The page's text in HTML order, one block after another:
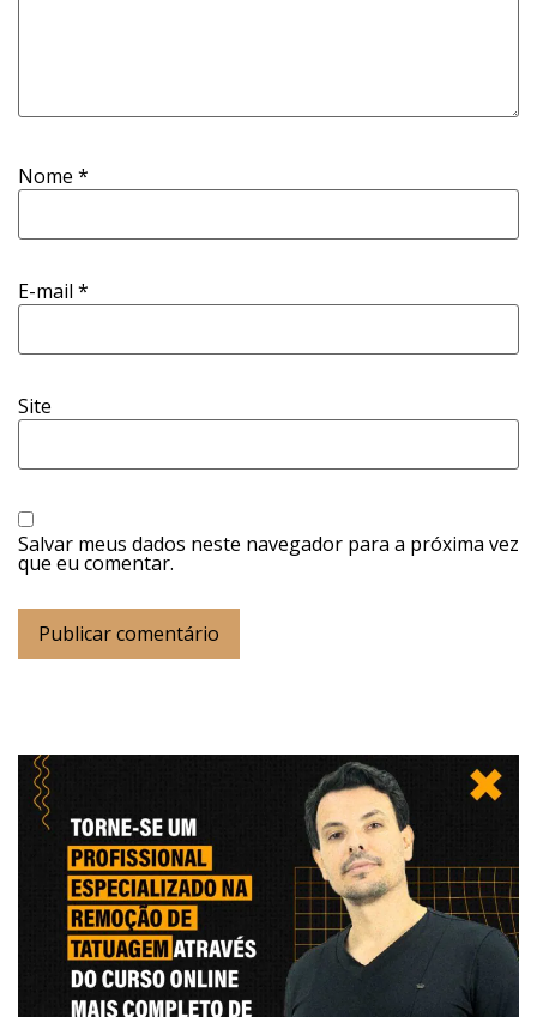
Nome *
E-mail *
Site
Salvar meus dados neste navegador para a próxima vez
que eu comentar.